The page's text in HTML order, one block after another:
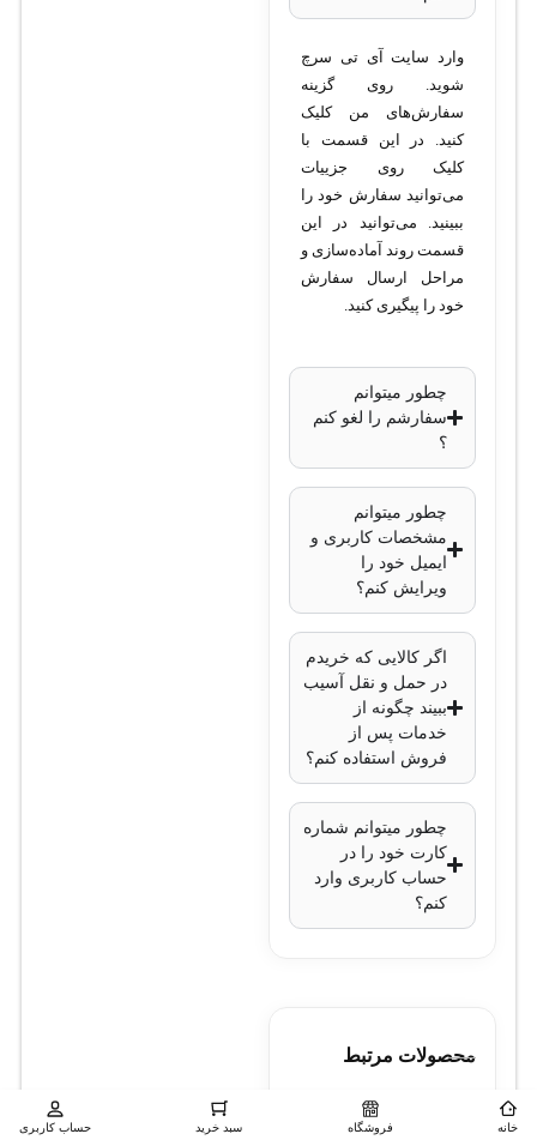
مشخصات
کلی:
مدل: Panasonic
KX-TDA0181
نوع دستگاه:
کارت
افزایش خطوط
شهری آنالوگ
تعداد خطوط شهری
قابل پشتیبانی:
شهری آنالوگ
(FXO)
سازگاری:
سازگار با:
سیستم‌های سانترال
Panasonic KX-TDA
و KX-TDE
کاربرد:
افزایش ظرفیت:
اضافه کردن 16 خط
شهری آنالوگ
نصب و
پیکربندی:
وارد سایت آی تی سرچ
شوید. روی گزینه
سفارش‌های من کلیک
کنید. در این قسمت با
کلیک روی جزییات
می‌توانید سفارش خود را
ببینید. می‌توانید در این
قسمت روند آماده‌سازی و
مراحل ارسال سفارش
خود را پیگیری کنید.
چطور میتوانم
سفارشم را لغو کنم
؟
چطور میتوانم
مشخصات کاربری و
ایمیل خود را
ویرایش کنم؟
اگر کالایی که خریدم
در حمل و نقل آسیب
ببیند چگونه از
خدمات پس از
فروش استفاده کنم؟
چطور میتوانم شماره
کارت خود را در
حساب کاربری وارد
کنم؟
محصولات مرتبط
خانه فروشگاه سبد خرید حساب کاربری